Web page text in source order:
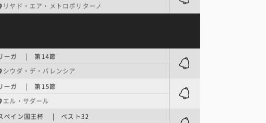
リヤド・エア・メトロポリターノ
ーガ | 第14節
シウダ・デ・バレンシア
ーガ | 第15節
エル・サダール
ペイン国王杯 | ベスト32